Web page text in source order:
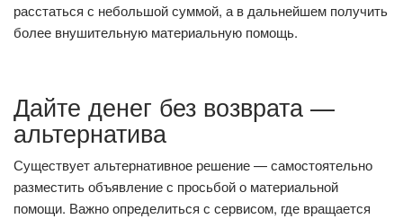
расстаться с небольшой суммой, а в дальнейшем получить
более внушительную материальную помощь.
Дайте денег без возврата —
альтернатива
Существует альтернативное решение — самостоятельно
разместить объявление с просьбой о материальной
помощи. Важно определиться с сервисом, где вращается